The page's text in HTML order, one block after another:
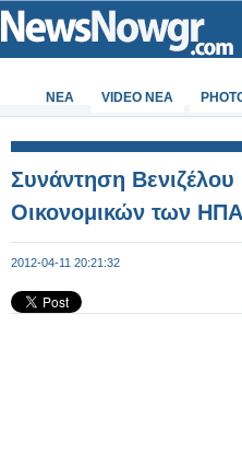
ΝΕΑ VIDEO NEA
Συνάντηση
Οικονομικών των ΗΠΑ
2012-04-11 20:21:32